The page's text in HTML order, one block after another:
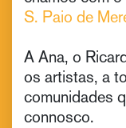
S. Paio de
A Ana​, o
os artistas, a
comunidades
connosco.